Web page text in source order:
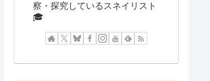
察・探究しているスネイリスト
🎓